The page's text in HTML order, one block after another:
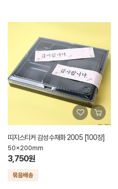
띠지스티커 감성수채화 2005 [100장]
50x200mm
3,750원